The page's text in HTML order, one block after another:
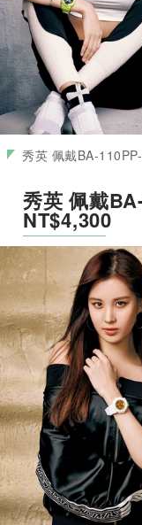
秀英 佩戴BA-
秀英 佩戴
NT$4,300